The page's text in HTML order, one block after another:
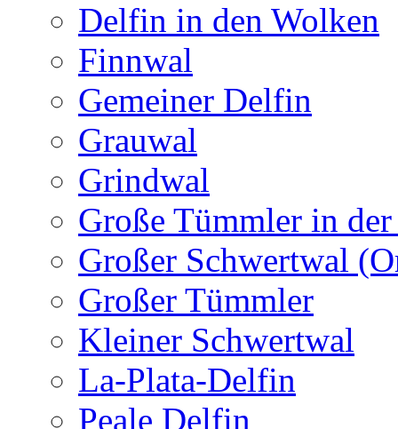
Delfin in den Wolken
Finnwal
Gemeiner Delfin
Grauwal
Grindwal
Große Tümmler in der
Großer Schwertwal
Großer Tümmler
Kleiner Schwertwal
La-Plata-Delfin
Peale Delfin